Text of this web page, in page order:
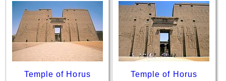
Temple of Horus Temple of Horus